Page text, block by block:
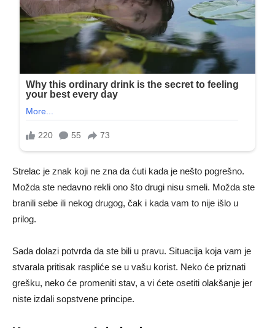
Strelac je znak koji ne zna da ćuti kada je nešto pogrešno.
Možda ste nedavno rekli ono što drugi nisu smeli. Možda ste
branili sebe ili nekog drugog, čak i kada vam to nije išlo u
prilog.
Sada dolazi potvrda da ste bili u pravu. Situacija koja vam je
stvarala pritisak raspliće se u vašu korist. Neko će priznati
grešku, neko će promeniti stav, a vi ćete osetiti olakšanje jer
niste izdali sopstvene principe.